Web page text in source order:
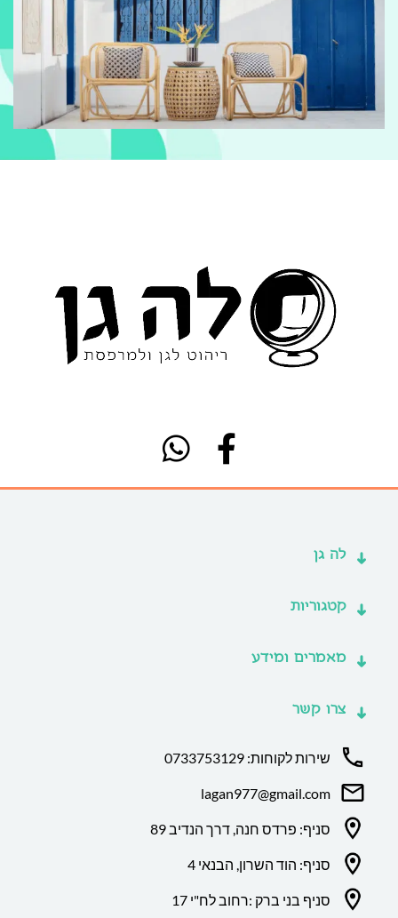
לה גן
קטגוריות
מאמרים ומידע
צרו קשר
שירות לקוחות: 0733753129
lagan977@gmail.com
סניף: פרדס חנה, דרך הנדיב 89
סניף: הוד השרון, הבנאי 4
סניף בני ברק :רחוב לח"י 17